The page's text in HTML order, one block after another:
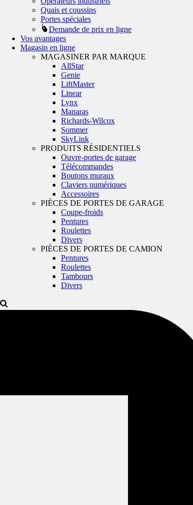
Quais et coussins
Portes spéciales
Demande de prix en ligne
Vos avantages
Magasin en ligne
MAGASINER PAR MARQUE
AllStar
Genie
LiftMaster
Linear
Lynx
Manaras
Richards-Wilcox
Sommer
SkyLink
PRODUITS RÉSIDENTIELS
Ouvre-portes de garage
Télécommandes
Boutons muraux
Claviers numériques
Accessoires
PIÈCES DE PORTES DE GARAGE
Coupe-froids
Pentures
Roulettes
Divers
PIÈCES DE PORTES DE CAMION
Pentures
Roulettes
Tambours
Divers